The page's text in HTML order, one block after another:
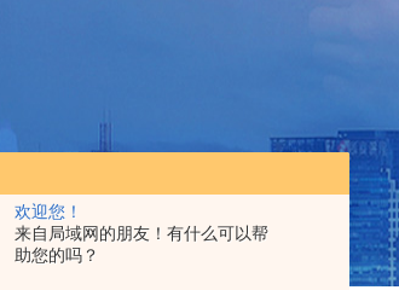
欢迎您！
来自局域网的朋友！有什么可以帮
助您的吗？